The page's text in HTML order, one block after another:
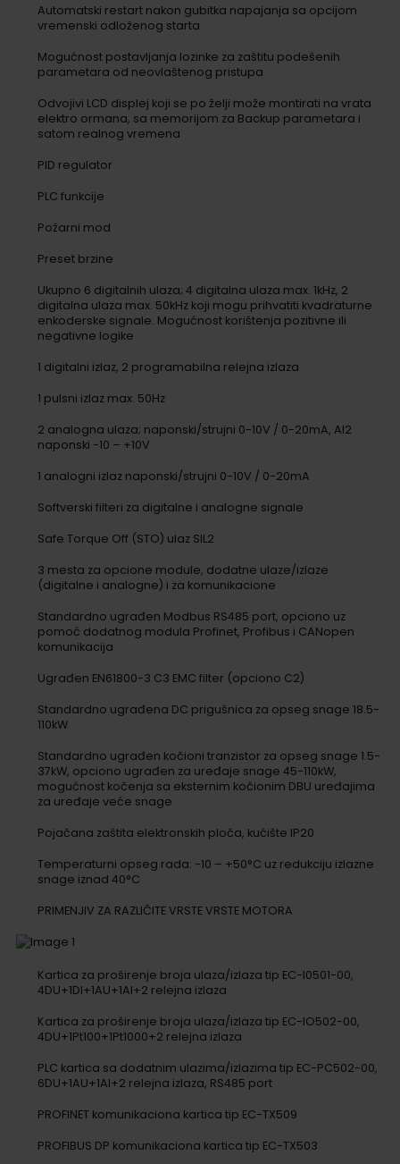
Automatski restart nakon gubitka napajanja sa opcijom
vremenski odloženog starta
Mogućnost postavljanja lozinke za zaštitu podešenih
parametara od neovlaštenog pristupa
Odvojivi LCD displej koji se po želji može montirati na vrata
elektro ormana, sa memorijom za Backup parametara i
satom realnog vremena
PID regulator
PLC funkcije
Požarni mod
Preset brzine
Ukupno 6 digitalnih ulaza; 4 digitalna ulaza max. 1kHz, 2
digitalna ulaza max. 50kHz koji mogu prihvatiti kvadraturne
enkoderske signale. Mogućnost korištenja pozitivne ili
negativne logike
1 digitalni izlaz, 2 programabilna relejna izlaza
1 pulsni izlaz max. 50Hz
2 analogna ulaza; naponski/strujni 0-10V / 0-20mA, AI2
naponski -10 – +10V
1 analogni izlaz naponski/strujni 0-10V / 0-20mA
Softverski filteri za digitalne i analogne signale
Safe Torque Off (STO) ulaz SIL2
3 mesta za opcione module, dodatne ulaze/izlaze
(digitalne i analogne) i za komunikacione
Standardno ugrađen Modbus RS485 port, opciono uz
pomoć dodatnog modula Profinet, Profibus i CANopen
komunikacija
Ugrađen EN61800-3 C3 EMC filter (opciono C2)
Standardno ugrađena DC prigušnica za opseg snage 18.5-
110kW
Standardno ugrađen kočioni tranzistor za opseg snage 1.5-
37kW, opciono ugrađen za uređaje snage 45-110kW,
mogućnost kočenja sa eksternim kočionim DBU uređajima
za uređaje veće snage
Pojačana zaštita elektronskih ploča, kućište IP20
Temperaturni opseg rada: -10 – +50°C uz redukciju izlazne
snage iznad 40°C
PRIMENJIV ZA RAZLIČITE VRSTE VRSTE MOTORA
Kartica za proširenje broja ulaza/izlaza tip EC-I0501-00,
4DU+1DI+1AU+1AI+2 relejna izlaza
Kartica za proširenje broja ulaza/izlaza tip EC-IO502-00,
4DU+1Pt100+1Pt1000+2 relejna izlaza
PLC kartica sa dodatnim ulazima/izlazima tip EC-PC502-00,
6DU+1AU+1AI+2 relejna izlaza, RS485 port
PROFINET komunikaciona kartica tip EC-TX509
PROFIBUS DP komunikaciona kartica tip EC-TX503